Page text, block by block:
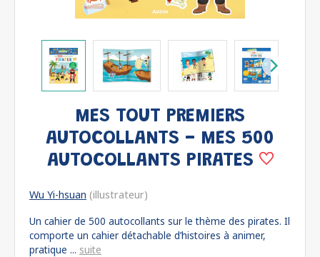
MES TOUT PREMIERS
AUTOCOLLANTS - MES 500
AUTOCOLLANTS PIRATES
Wu Yi-hsuan (illustrateur)
Un cahier de 500 autocollants sur le thème des pirates. Il
comporte un cahier détachable d’histoires à animer,
pratique ... suite